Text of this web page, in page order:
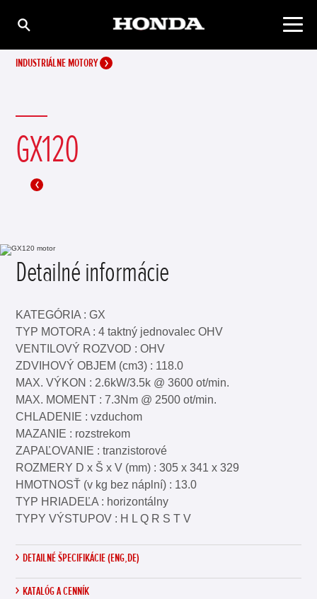
INDUSTRIÁLNE MOTORY
GX120
Detailné informácie
KATEGÓRIA : GX
TYP MOTORA : 4 taktný jednovalec OHV
VENTILOVÝ ROZVOD : OHV
ZDVIHOVÝ OBJEM (cm3) : 118.0
MAX. VÝKON : 2.6kW/3.5k @ 3600 ot/min.
MAX. MOMENT : 7.3Nm @ 2500 ot/min.
CHLADENIE : vzduchom
MAZANIE : rozstrekom
ZAPAĽOVANIE : tranzistorové
ROZMERY D x Š x V (mm) : 305 x 341 x 329
HMOTNOSŤ (v kg bez náplní) : 13.0
TYP HRIADEĽA : horizontálny
TYPY VÝSTUPOV : H L Q R S T V
DETAILNÉ ŠPECIFIKÁCIE (ENG,DE)
KATALÓG A CENNÍK